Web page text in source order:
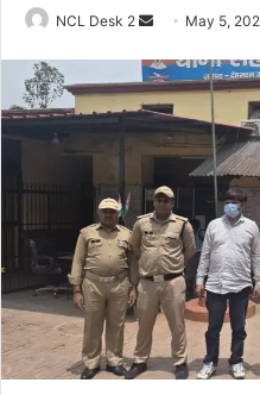
NCL Desk 2
n
d
a
e
m
a
i
May 5,